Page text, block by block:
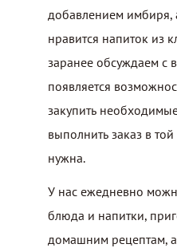
добавлением имбиря,
нравится напиток из
заранее обсуждаем с
появляется
закупить
выполнить заказ в
нужна.
У нас ежедневно
блюда и напитки,
домашним рецептам,